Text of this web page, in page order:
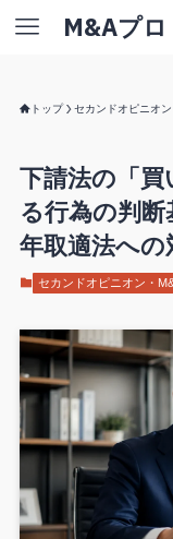
M&Aプロ
トップ セカンドオピニオ
下請法の「
る行為の判
年取適法への
セカンドオピニオン・